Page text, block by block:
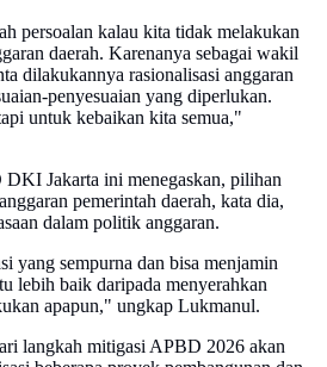
persoalan kalau kita tidak melakukan
daerah. Karenanya sebagai wakil
dilakukannya rasionalisasi anggaran
penyesuaian yang diperlukan.
untuk kebaikan kita semua,"
Jakarta ini menegaskan, pilihan
pemerintah daerah, kata dia,
dalam politik anggaran.
yang sempurna dan bisa menjamin
lebih baik daripada menyerahkan
apapun," ungkap Lukmanul.
langkah mitigasi APBD 2026 akan